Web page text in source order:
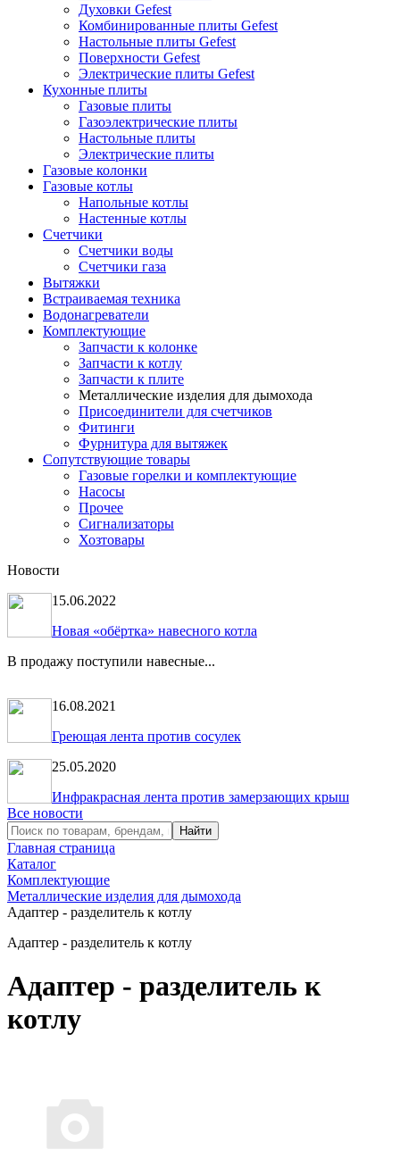
Духовки Gefest
Комбинированные плиты Gefest
Настольные плиты Gefest
Поверхности Gefest
Электрические плиты Gefest
Кухонные плиты
Газовые плиты
Газоэлектрические плиты
Настольные плиты
Электрические плиты
Газовые колонки
Газовые котлы
Напольные котлы
Настенные котлы
Счетчики
Счетчики воды
Счетчики газа
Вытяжки
Встраиваемая техника
Водонагреватели
Комплектующие
Запчасти к колонке
Запчасти к котлу
Запчасти к плите
Металлические изделия для дымохода
Присоединители для счетчиков
Фитинги
Фурнитура для вытяжек
Сопутствующие товары
Газовые горелки и комплектующие
Насосы
Прочее
Сигнализаторы
Хозтовары
Новости
15.06.2022
Новая «обёртка» навесного котла
В продажу поступили навесные...
16.08.2021
Греющая лента против сосулек
25.05.2020
Инфракрасная лента против замерзающих крыш
Все новости
Главная страница
Каталог
Комплектующие
Металлические изделия для дымохода
Адаптер - разделитель к котлу
Адаптер - разделитель к котлу
Адаптер - разделитель к
котлу